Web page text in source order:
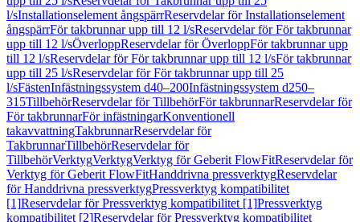
l/sInstallationselement ångspärrReservdelar för Installationselement
ångspärrFör takbrunnar upp till 12 l/sReservdelar för För takbrunnar
upp till 12 l/sÖverloppReservdelar för ÖverloppFör takbrunnar upp
till 12 l/sReservdelar för För takbrunnar upp till 12 l/sFör takbrunnar
upp till 25 l/sReservdelar för För takbrunnar upp till 25
l/sFästenInfästningssystem d40–200Infästningssystem d250–
315TillbehörReservdelar för TillbehörFör takbrunnarReservdelar för
För takbrunnarFör infästningarKonventionell
takavvattningTakbrunnarReservdelar för
TakbrunnarTillbehörReservdelar för
TillbehörVerktygVerktygVerktyg för Geberit FlowFitReservdelar för
Verktyg för Geberit FlowFitHanddrivna pressverktygReservdelar
för Handdrivna pressverktygPressverktyg kompatibilitet
[1]Reservdelar för Pressverktyg kompatibilitet [1]Pressverktyg
kompatibilitet [2]Reservdelar för Pressverktyg kompatibilitet